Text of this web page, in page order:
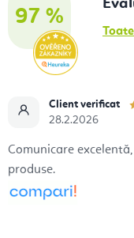
97 %
Client verificat
28.2.2026
Comunicare
produse.